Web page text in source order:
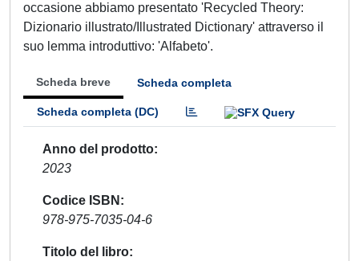
occasione abbiamo presentato 'Recycled Theory:
Dizionario illustrato/Illustrated Dictionary' attraverso il
suo lemma introduttivo: 'Alfabeto'.
Scheda breve Scheda completa
Scheda completa (DC)
Anno del prodotto
2023
Codice ISBN
978-975-7035-04-6
Titolo del libro